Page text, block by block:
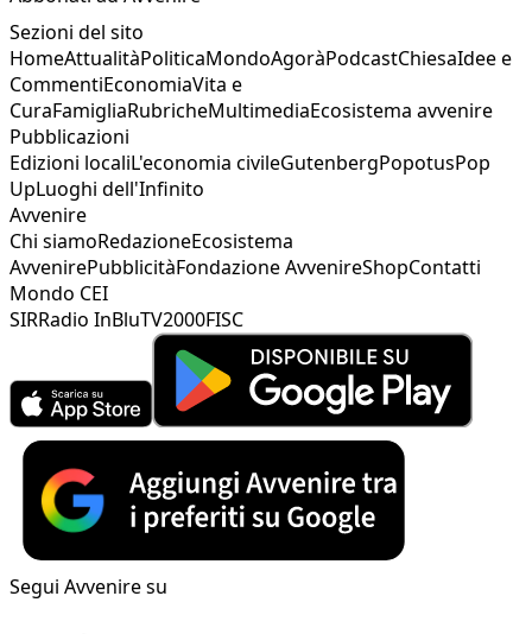
Sezioni del sito
HomeAttualitàPoliticaMondoAgoràPodcastChiesaIdee e
CommentiEconomiaVita e
CuraFamigliaRubricheMultimediaEcosistema avvenire
Pubblicazioni
Edizioni localiL'economia civileGutenbergPopotusPop
UpLuoghi dell'Infinito
Avvenire
Chi siamoRedazioneEcosistema
AvvenirePubblicitàFondazione AvvenireShopContatti
Mondo CEI
SIRRadio InBluTV2000FISC
Segui Avvenire su